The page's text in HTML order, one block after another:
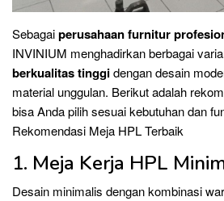
Sebagaiperusahaan furnitur
INVINIUM menghadirkan berbagai
berkualitas tinggidengan desain
material unggulan. Berikut adalah
bisa Anda pilih sesuai kebutuhan dan
Rekomendasi Meja HPL Terbaik
1. Meja Kerja HPL
Desain minimalis dengan kombinasi